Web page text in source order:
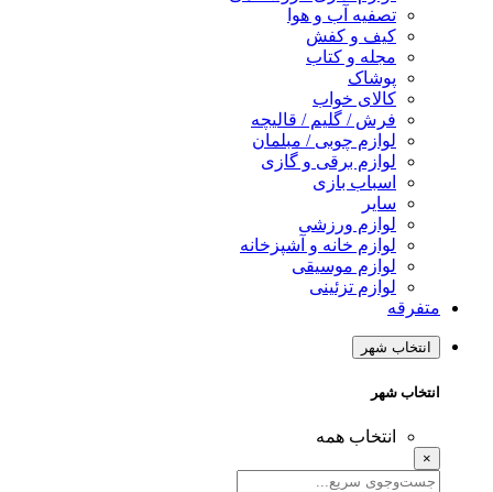
تصفیه آب و هوا
کیف و کفش
مجله و کتاب
پوشاک
کالای خواب
فرش / گلیم / قالیچه
لوازم چوبی / مبلمان
لوازم برقی و گازی
اسباب بازی
سایر
لوازم ورزشی
لوازم خانه و آشپزخانه
لوازم موسیقی
لوازم تزئینی
متفرقه
انتخاب شهر
انتخاب شهر
انتخاب همه